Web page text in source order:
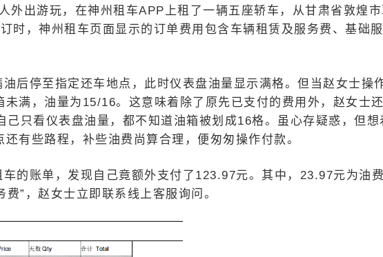
外出游玩，在神州租车APP上租了一辆五座轿车，从甘肃省敦煌市
时，神州租车页面显示的订单费用包含车辆租赁及服务费、基础
后停至指定还车地点，此时仪表盘油量显示满格。但当赵女士操
满，油量为15/16。这意味着除了原先已支付的费用外，赵女士
己只看仪表盘油量，都不知道油箱被划成16格。虽心存疑惑，但想
有些路程，补些油费尚算合理，便匆匆操作付款。
的账单，发现自己竟额外支付了123.97元。其中，23.97元为油费
”，赵女士立即联系线上客服询问。